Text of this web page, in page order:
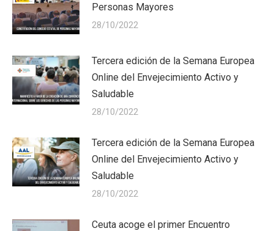
Personas Mayores
28/10/2022
Tercera edición de la Semana Europea
Online del Envejecimiento Activo y
Saludable
28/10/2022
Tercera edición de la Semana Europea
Online del Envejecimiento Activo y
Saludable
28/10/2022
Ceuta acoge el primer Encuentro